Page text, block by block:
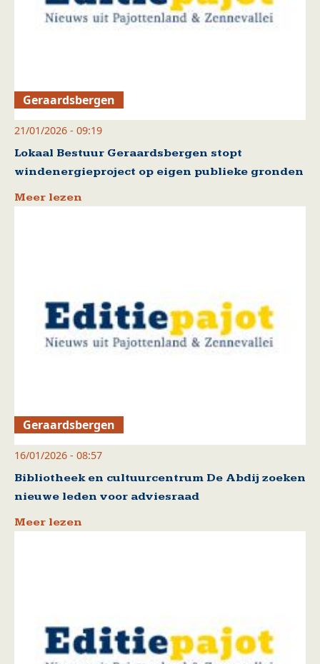
Geraardsbergen
21/01/2026 - 09:19
Lokaal Bestuur Geraardsbergen stopt
windenergieproject op eigen publieke gronden
Meer lezen
Geraardsbergen
16/01/2026 - 08:57
Bibliotheek en cultuurcentrum De Abdij zoeken
nieuwe leden voor adviesraad
Meer lezen